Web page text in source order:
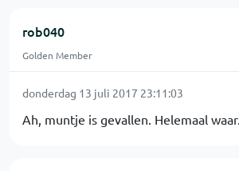
rob040
Golden Member
donderdag 13 juli 2017 23:11:03
Ah, muntje is gevallen. Helemaal waar.